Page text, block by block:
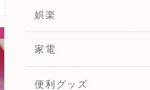
娯楽
家電
便利グッズ